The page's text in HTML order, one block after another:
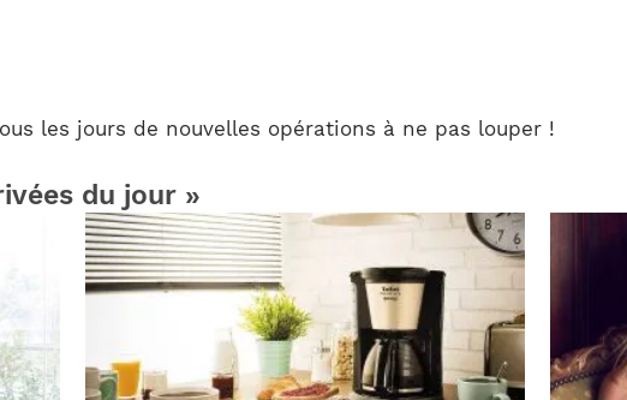
les jours de nouvelles opérations à ne pas louper !
du jour »